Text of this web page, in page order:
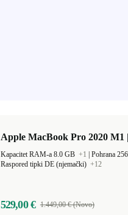
Apple MacBook Pro 2020 M1
Kapacitet RAM-a 8.0 GB +1 Pohrana
Raspored tipki DE (njemački) +12
529,00 € 1.449,00 € (Novo)